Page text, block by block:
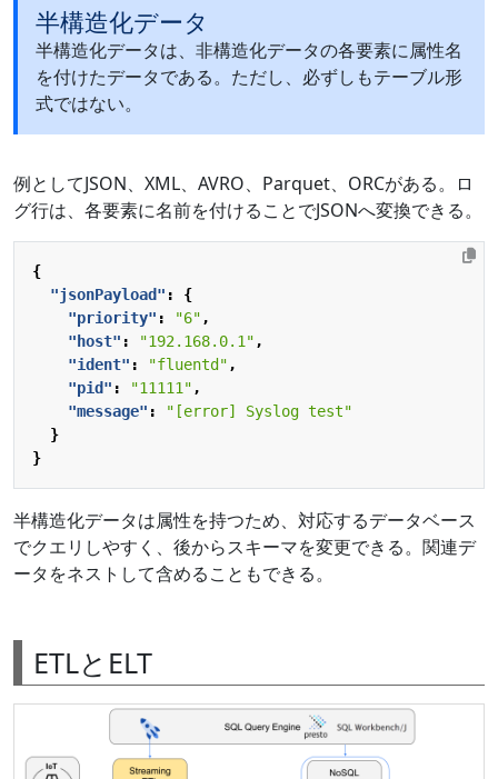
半構造化データ
半構造化データは、非構造化データの各要素に属性名
を付けたデータである。ただし、必ずしもテーブル形
式ではない。
例としてJSON、XML、AVRO、Parquet、ORCがある。ロ
グ行は、各要素に名前を付けることでJSONへ変換できる。
{
"jsonPayload" :
{
"priority" : "6",
"host" : "192.168.0.1",
"ident" : "fluentd",
"pid" : "11111",
"message" :
"[error] Syslog test"
}
}
半構造化データは属性を持つため、対応するデータベース
でクエリしやすく、後からスキーマを変更できる。関連デ
ータをネストして含めることもできる。
ETLとELT